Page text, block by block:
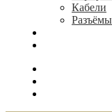
Кабели
Разъёмы